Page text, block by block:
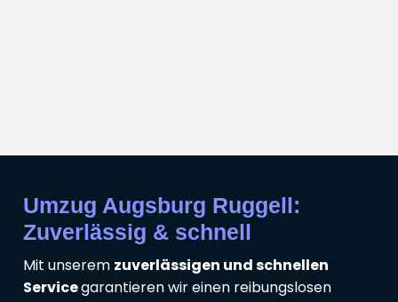
Umzug Augsburg Ruggell:
Zuverlässig & schnell
Mit unserem zuverlässigen und schnellen
Servicegarantieren wir einen reibungslosen